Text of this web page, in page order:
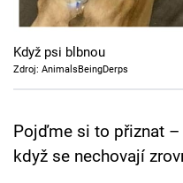
Cool Esport
Pořady
Sledujte prima+
Když psi blbnou
Zdroj: AnimalsBeingDerps
Pojďme si to přiznat
když se nechovají